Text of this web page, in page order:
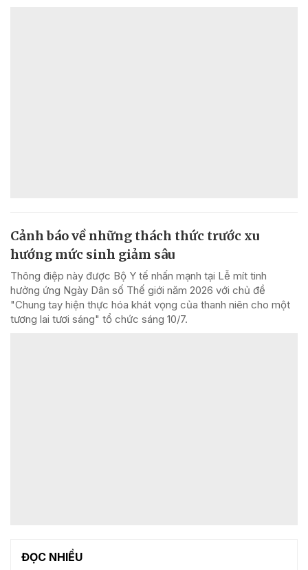
Cảnh báo về những thách thức trước xu
hướng mức sinh giảm sâu
Thông điệp này được Bộ Y tế nhấn mạnh tại Lễ mít tinh
hưởng ứng Ngày Dân số Thế giới năm 2026 với chủ đề
"Chung tay hiện thực hóa khát vọng của thanh niên cho một
tương lai tươi sáng" tổ chức sáng 10/7.
ĐỌC NHIỀU